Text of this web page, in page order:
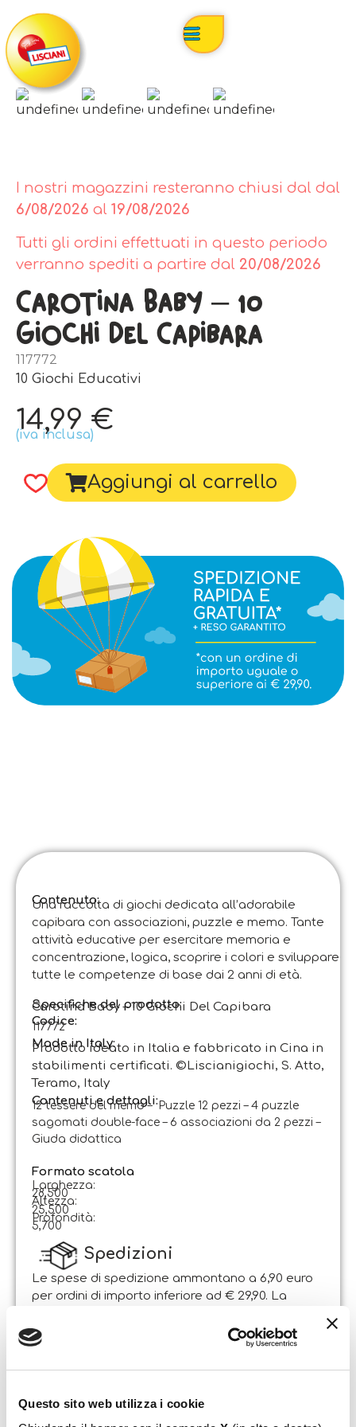
Questo sito web utilizza i cookie
I nostri magazzini resteranno chiusi dal dal
6/08/2026 al 19/08/2026
Tutti gli ordini effettuati in questo periodo
verranno spediti a partire dal 20/08/2026
Carotina Baby – 10
Giochi Del Capibara
117772
10 Giochi Educativi
14,99 €
(iva inclusa)
Aggiungi al carrello
Contenuto:
Una raccolta di giochi dedicata all’adorabile
capibara con associazioni, puzzle e memo. Tante
attività educative per esercitare memoria e
concentrazione, logica, scoprire i colori e sviluppare
tutte le competenze di base dai 2 anni di età.
Specifiche del prodotto:
Carotina Baby – 10 Giochi Del Capibara
Codice:
117772
Made in Italy:
Prodotto ideato in Italia e fabbricato in Cina in
stabilimenti certificati. ©Liscianigiochi, S. Atto,
Teramo, Italy
Contenuti e dettagli:
12 tessere del memo – Puzzle 12 pezzi – 4 puzzle
sagomati double-face – 6 associazioni da 2 pezzi –
Giuda didattica
Formato scatola
Larghezza:
28,500
Altezza:
25,500
Profondità:
5,700
Spedizioni
Le spese di spedizione ammontano a 6,90 euro
per ordini di importo inferiore ad € 29,90. La
superiore.